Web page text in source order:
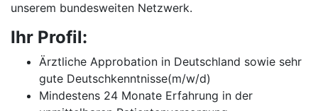
unserem bundesweiten Netzwerk.
Ihr Profil:
Ärztliche Approbation in Deutschland sowie sehr
gute Deutschkenntnisse(m/w/d)
Mindestens 24 Monate Erfahrung in der